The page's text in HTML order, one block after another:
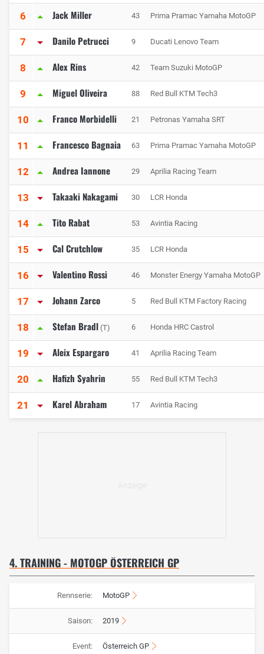
6 Jack Miller 43 Prima Pramac Yamaha MotoGP
7 Danilo Petrucci 9 Ducati Lenovo Team
8 Alex Rins 42 Team Suzuki MotoGP
9 Miguel Oliveira 88 Red Bull KTM Tech3
10 Franco Morbidelli 21 Petronas Yamaha SRT
11 Francesco Bagnaia 63 Prima Pramac Yamaha MotoGP
12 Andrea Iannone 29 Aprilia Racing Team
13 Takaaki Nakagami 30 LCR Honda
14 Tito Rabat 53 Avintia Racing
15 Cal Crutchlow 35 LCR Honda
16 Valentino Rossi 46 Monster Energy Yamaha MotoGP
17 Johann Zarco 5 Red Bull KTM Factory Racing
18 Stefan Bradl (T) 6 Honda HRC Castrol
19 Aleix Espargaro 41 Aprilia Racing Team
20 Hafizh Syahrin 55 Red Bull KTM Tech3
21 Karel Abraham 17 Avintia Racing
4. TRAINING - MOTOGP ÖSTERREICH GP
Rennserie: MotoGP
Saison: 2019
Event: Österreich GP